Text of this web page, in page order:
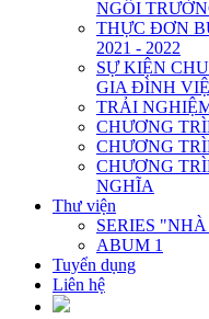
NGÔI
THỰC ĐƠN
2021 - 2022
SỰ KIỆN
GIA ĐÌNH
TRẢI
CHƯƠNG
CHƯƠNG
CHƯƠNG
NGHĨA
Thư viện
SERIES
ABUM 1
Tuyển dụng
Liên hệ